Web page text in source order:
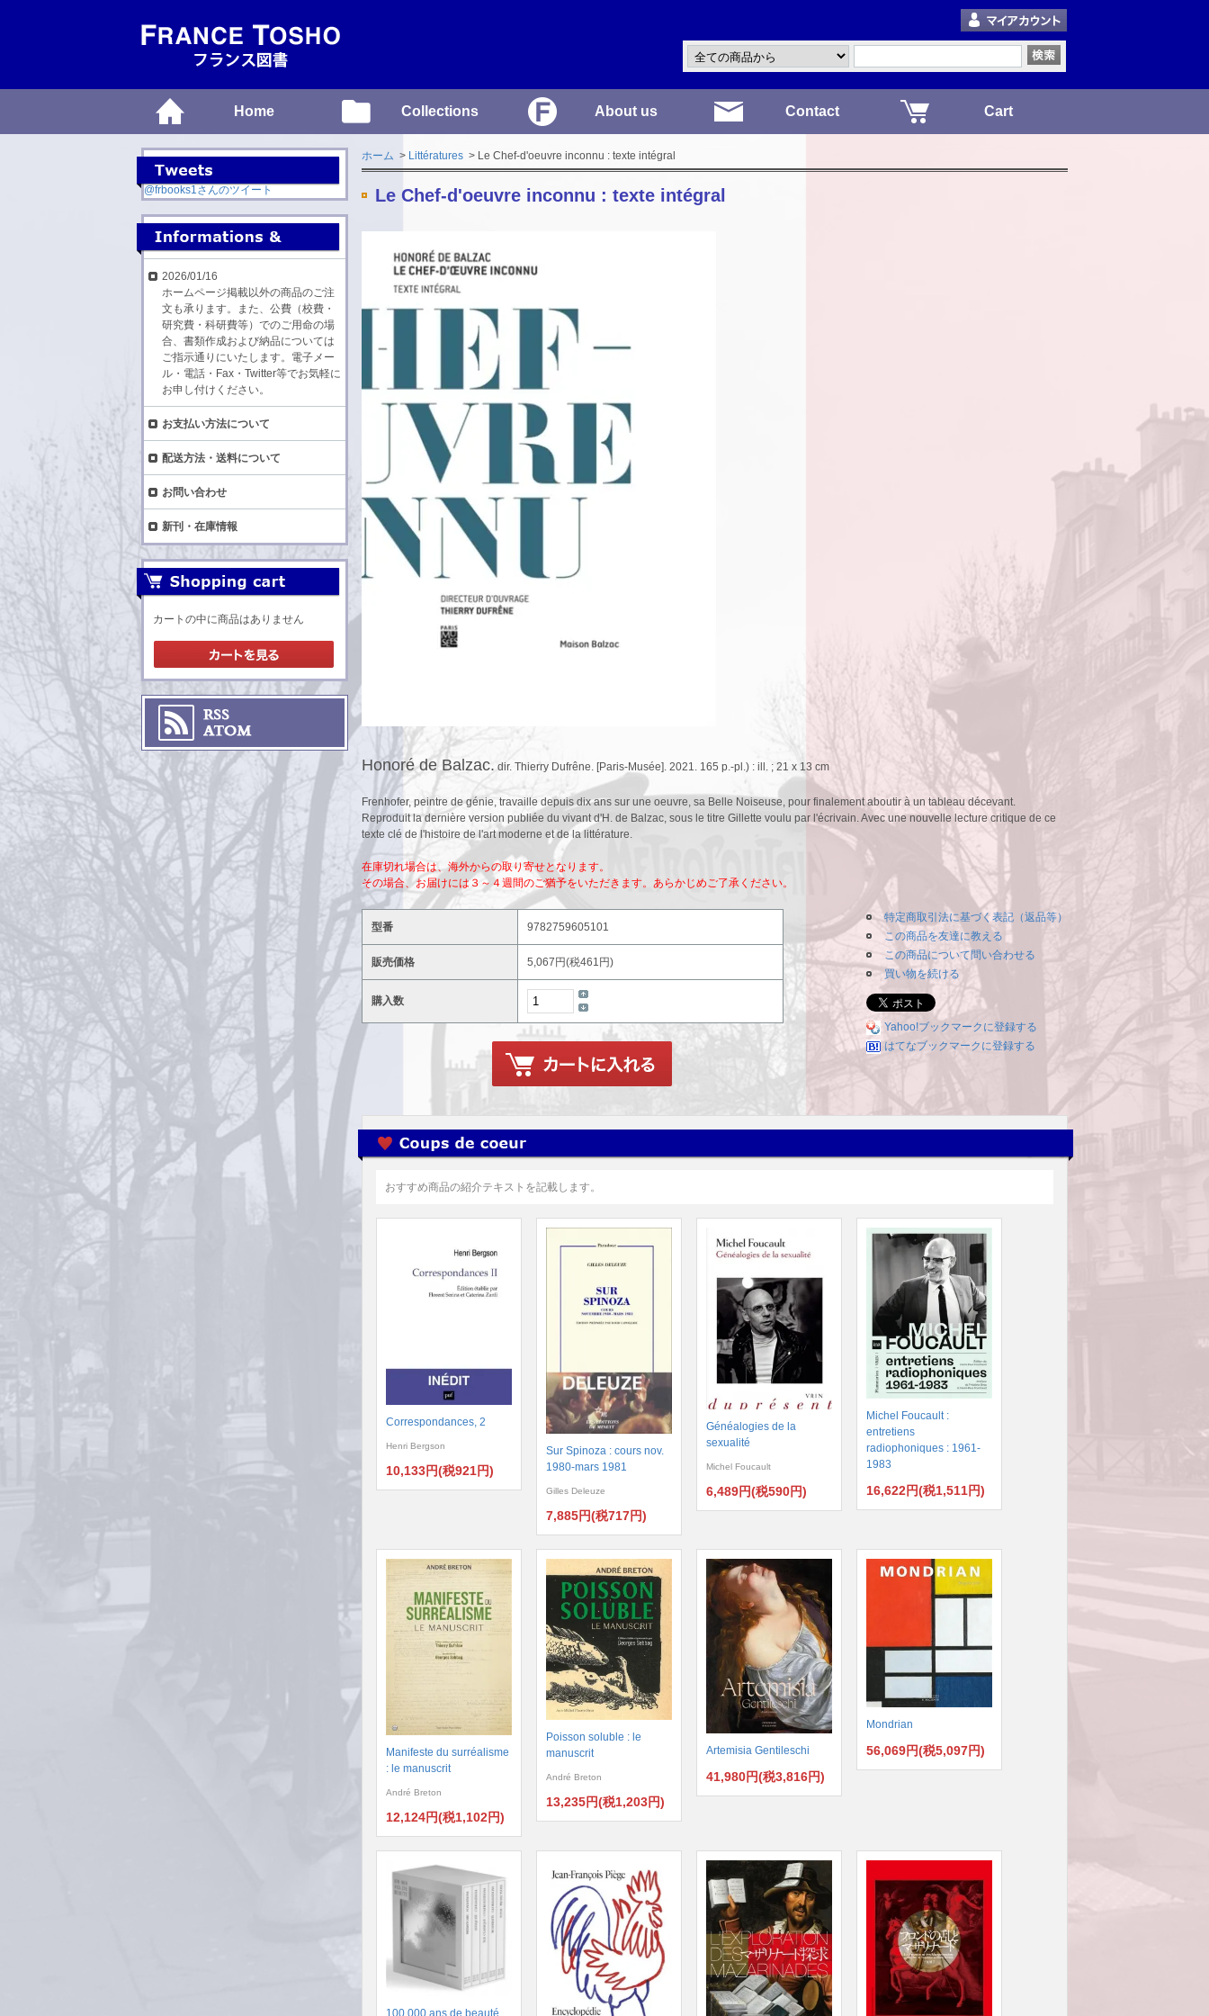
Home Collections About us Contact Cart
ホーム > Littératures > Le Chef-d'oeuvre inconnu : texte intégral
Le Chef-d'oeuvre inconnu : texte intégral
Honoré de Balzac. dir. Thierry Dufrêne. [Paris-Musée]. 2021. 165 p.-pl.) : ill. ; 21 x 13 cm
Frenhofer, peintre de génie, travaille depuis dix ans sur une oeuvre, sa Belle Noiseuse, pour finalement aboutir à un tableau décevant.
Reproduit la dernière version publiée du vivant d'H. de Balzac, sous le titre Gillette voulu par l'écrivain. Avec une nouvelle lecture critique de ce
texte clé de l'histoire de l'art moderne et de la littérature.
在庫切れ場合は、海外からの取り寄せとなります。
その場合、お届けには３～４週間のご猶予をいただきます。あらかじめご了承ください。
型番 9782759605101
販売価格 5,067円(税461円)
購入数
特定商取引法に基づく表記（返品等）
この商品を友達に教える
この商品について問い合わせる
買い物を続ける
Yahoo!ブックマークに登録する
はてなブックマークに登録する
おすすめ商品の紹介テキストを記載します。
Correspondances, 2
Henri Bergson
10,133円(税921円)
Sur Spinoza : cours nov.
1980-mars 1981
Gilles Deleuze
7,885円(税717円)
Généalogies de la
sexualité
Michel Foucault
6,489円(税590円)
Michel Foucault :
entretiens
radiophoniques : 1961-
1983
16,622円(税1,511円)
Manifeste du surréalisme
: le manuscrit
André Breton
12,124円(税1,102円)
Poisson soluble : le
manuscrit
André Breton
13,235円(税1,203円)
Artemisia Gentileschi
41,980円(税3,816円)
Mondrian
56,069円(税5,097円)
@frbooks1さんのツイート
2026/01/16
ホームページ掲載以外の商品のご注
文も承ります。また、公費（校費・
研究費・科研費等）でのご用命の場
合、書類作成および納品については
ご指示通りにいたします。電子メー
ル・電話・Fax・Twitter等でお気軽に
お申し付けください。
お支払い方法について
配送方法・送料について
お問い合わせ
新刊・在庫情報
カートの中に商品はありません